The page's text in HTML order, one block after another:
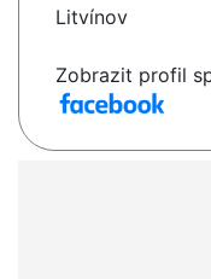
Litvínov
Zobrazit profil